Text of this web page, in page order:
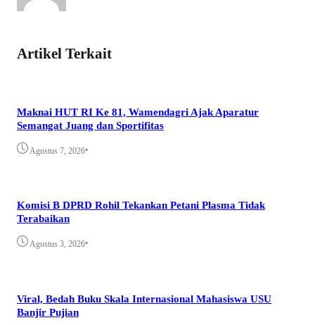
Artikel Terkait
Maknai HUT RI Ke 81, Wamendagri Ajak Aparatur
Semangat Juang dan Sportifitas
Agustus 7, 2026•
Komisi B DPRD Rohil Tekankan Petani Plasma Tidak
Terabaikan
Agustus 3, 2026•
Viral, Bedah Buku Skala Internasional Mahasiswa USU
Banjir Pujian